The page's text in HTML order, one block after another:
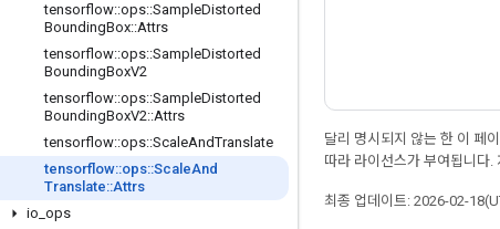
tensorflow::ops::SampleDistorted
BoundingBox::Attrs
tensorflow::ops::SampleDistorted
BoundingBoxV2
tensorflow::ops::SampleDistorted
BoundingBoxV2::Attrs
tensorflow::ops::ScaleAndTranslate
tensorflow::ops::ScaleAnd
Translate::Attrs
io ops
달리 명시되지 않는 한 이 페
따라 라이선스가 부여됩니다.
최종 업데이트: 2026-02-